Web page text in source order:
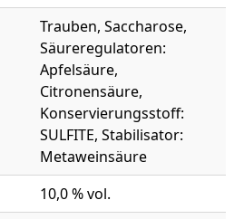
Trauben, Saccharose,
Säureregulatoren:
Apfelsäure,
Citronensäure,
Konservierungsstoff:
SULFITE, Stabilisator:
Metaweinsäure
10,0 % vol.